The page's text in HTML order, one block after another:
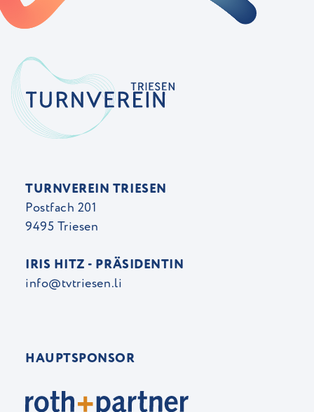
TURNVEREIN TRIESEN
Postfach 201
9495 Triesen
IRIS HITZ - PRÄSIDENTIN
info@tvtriesen.li
HAUPTSPONSOR